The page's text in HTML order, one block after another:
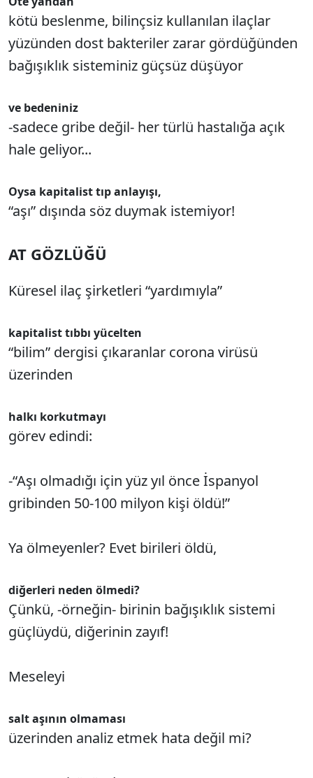
kötü beslenme, bilinçsiz kullanılan ilaçlar
yüzünden dost bakteriler zarar gördüğünden
bağışıklık sisteminiz güçsüz düşüyor
ve bedeniniz
-sadece gribe değil- her türlü hastalığa açık
hale geliyor...
Oysa kapitalist tıp anlayışı,
“aşı” dışında söz duymak istemiyor!
AT GÖZLÜĞÜ
Küresel ilaç şirketleri “yardımıyla”
kapitalist tıbbı yücelten
“bilim” dergisi çıkaranlar corona virüsü
üzerinden
halkı korkutmayı
görev edindi:
-“Aşı olmadığı için yüz yıl önce İspanyol
gribinden 50-100 milyon kişi öldü!”
Ya ölmeyenler? Evet birileri öldü,
diğerleri neden ölmedi?
Çünkü, -örneğin- birinin bağışıklık sistemi
güçlüydü, diğerinin zayıf!
Meseleyi
salt aşının olmaması
üzerinden analiz etmek hata değil mi?